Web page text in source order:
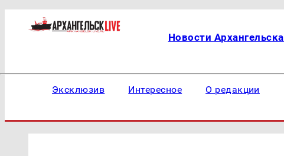
Новости Архангельска
Эксклюзив Интересное О редакции